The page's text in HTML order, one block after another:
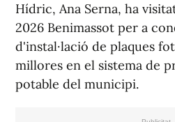
Hídric, Ana Serna, ha
2026 Benimassot per a
d'instal·lació de plaques
millores en el sistema de
potable del municipi.